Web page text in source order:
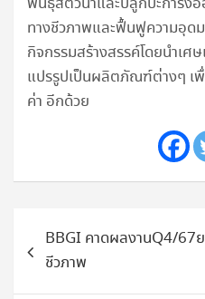
ทางชีวภาพและฟื้นฟูความอุด
กิจกรรมสร้างสรรค์โดยนำเศ
แปรรูปเป็นผลิตภัณฑ์ต่างๆ เ
ค่า อีกด้วย
เรื่องBBGI คาดผลงานQ4/67
ชีวภาพ